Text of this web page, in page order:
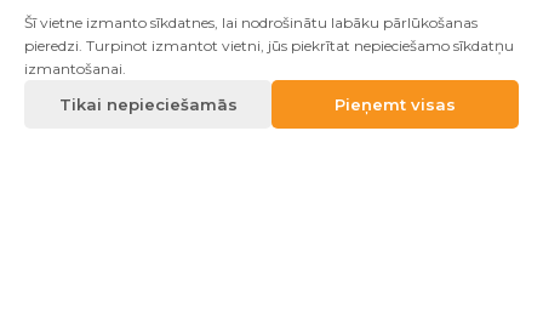
Šī vietne izmanto sīkdatnes, lai nodrošinātu labāku pārlūkošanas
pieredzi. Turpinot izmantot vietni, jūs piekrītat nepieciešamo sīkdatņu
izmantošanai.
Tikai nepieciešamās Pieņemt visas